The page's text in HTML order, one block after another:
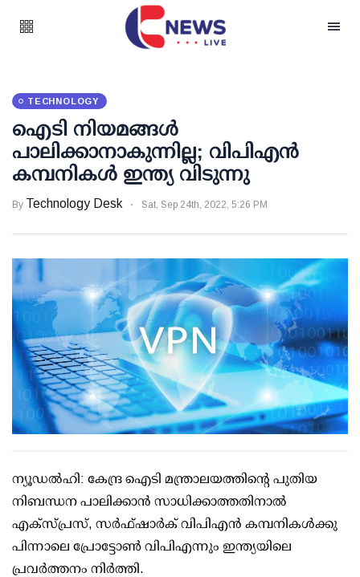
TECHNOLOGY
ഐടി നിയമങ്ങള്‍
പാലിക്കാനാകുന്നില്ല; വിപിഎന്‍
കമ്പനികള്‍ ഇന്ത്യ വിടുന്നു
By Technology Desk Sat, Sep 24th, 2022, 5:26 PM
ന്യൂഡല്‍ഹി: കേന്ദ്ര ഐടി മന്ത്രാലയത്തിന്റെ പുതിയ
നിബന്ധന പാലിക്കാന്‍ സാധിക്കാത്തതിനാല്‍
എക്‌സ്പ്രസ്, സര്‍ഫ്ഷാര്‍ക് വിപിഎന്‍ കമ്പനികള്‍ക്കു
പിന്നാലെ പ്രോട്ടോണ്‍ വിപിഎന്നും ഇന്ത്യയിലെ
പ്രവര്‍ത്തനം നിര്‍ത്തി.